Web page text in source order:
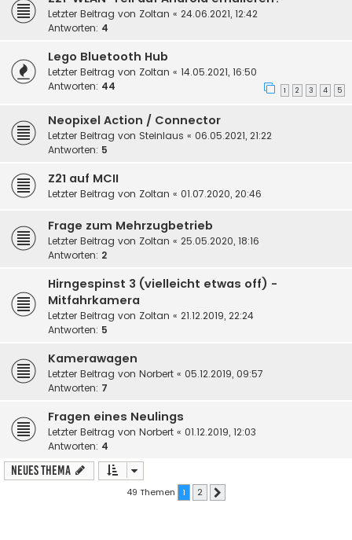
Letzter Beitrag von Zoltan « 24.06.2021, 12:42
Antworten: 4
Lego Bluetooth Hub
Letzter Beitrag von Zoltan « 14.05.2021, 16:50
Antworten: 44 1 2 3 4 5
Neopixel Action / Connector
Letzter Beitrag von Steinlaus « 06.05.2021, 21:22
Antworten: 5
Z21 auf MCII
Letzter Beitrag von Zoltan « 01.07.2020, 20:46
Frage zum Mehrzugbetrieb
Letzter Beitrag von Zoltan « 25.05.2020, 18:16
Antworten: 2
Hirngespinst 3 (vielleicht etwas off) -
Mitfahrkamera
Letzter Beitrag von Zoltan « 21.12.2019, 22:24
Antworten: 5
Kamerawagen
Letzter Beitrag von Norbert « 05.12.2019, 09:57
Antworten: 7
Fragen eines Neulings
Letzter Beitrag von Norbert « 01.12.2019, 12:03
Antworten: 4
Neues Thema
49 Themen 1 2